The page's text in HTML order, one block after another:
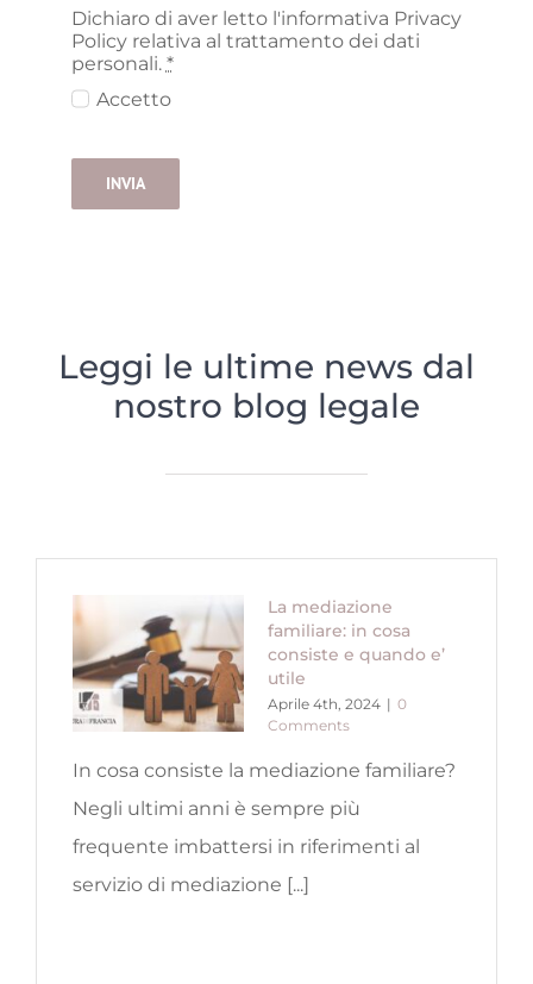
Dichiaro di aver letto l'informativa Privacy
Policy relativa al trattamento dei dati
personali. *
Accetto
INVIA
Leggi le ultime news dal
nostro blog legale
La mediazione
familiare: in cosa
consiste e quando e’
utile
Aprile 4th, 2024 | 0
Comments
In cosa consiste la mediazione familiare?
Negli ultimi anni è sempre più
frequente imbattersi in riferimenti al
servizio di mediazione [...]